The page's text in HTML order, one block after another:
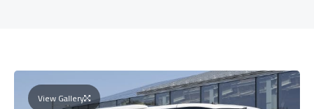
View Gallery